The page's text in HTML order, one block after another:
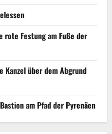
rote Festung am Fuße der
Kanzel über dem Abgrund
am Pfad der Pyrenäen